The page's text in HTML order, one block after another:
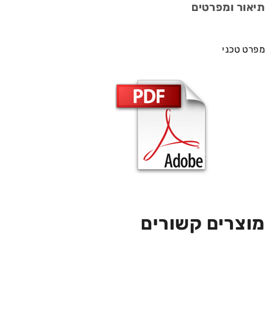
תיאור ומפרטים
מפרט טכני
מוצרים קשורים